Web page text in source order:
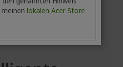
lokalen Acer Store